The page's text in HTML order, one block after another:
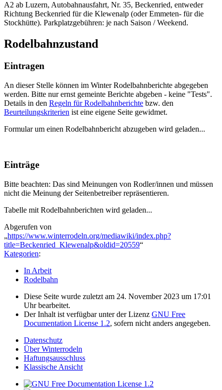
A2 ab Luzern, Autobahnausfahrt, Nr. 35, Beckenried, entweder
Richtung Beckenried für die Klewenalp (oder Emmeten- für die
Stockhütte). Parkplatzgebühren: je nach Saison / Weekend.
Rodelbahnzustand
Eintragen
An dieser Stelle können im Winter Rodelbahnberichte abgegeben
werden. Bitte nur ernst gemeinte Berichte abgeben - keine "Tests".
Details in den Regeln für Rodelbahnberichte bzw. den
Beurteilungskriterien ist eine eigene Seite gewidmet.
Formular um einen Rodelbahnbericht abzugeben wird geladen...
Einträge
Bitte beachten: Das sind Meinungen von Rodler/innen und müssen
nicht die Meinung der Seitenbetreiber repräsentieren.
Tabelle mit Rodelbahnberichten wird geladen...
Abgerufen von
„https://www.winterrodeln.org/mediawiki/index.php?
title=Beckenried_Klewenalp&oldid=20559“
Kategorien:
In Arbeit
Rodelbahn
Diese Seite wurde zuletzt am 24. November 2023 um 17:01
Uhr bearbeitet.
Der Inhalt ist verfügbar unter der Lizenz GNU Free
Documentation License 1.2, sofern nicht anders angegeben.
Datenschutz
Über Winterrodeln
Haftungsausschluss
Klassische Ansicht